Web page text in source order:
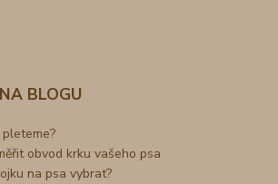
BLOGU
obvod krku vašeho psa
na psa vybrat?